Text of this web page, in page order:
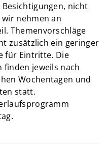
nicht
nehmen an
Themenvorschläge
zusätzlich ein geringer
für Eintritte. Die
finden jeweils nach
Wochentagen und
statt.